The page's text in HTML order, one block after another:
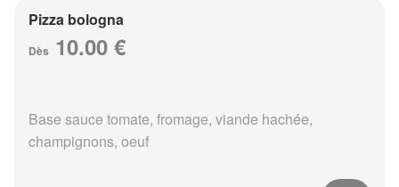
Pizza bologna
Dès 10.00 €
Base sauce tomate, fromage, viande hachée,
champignons, oeuf